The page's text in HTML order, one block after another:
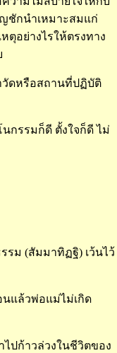
ชักนำเหมาะสมแก่
ตุอย่างไรให้ตรงทาง
วัดหรือสถานที่ปฏิบัติ
กรรมก็ดี ตั้งใจก็ดี ไม่
ม (สัมมาทิฏฐิ) เว้นไว้
แล้วพ่อแม่ไม่เกิด
ปก้าวล่วงในชีวิตของ